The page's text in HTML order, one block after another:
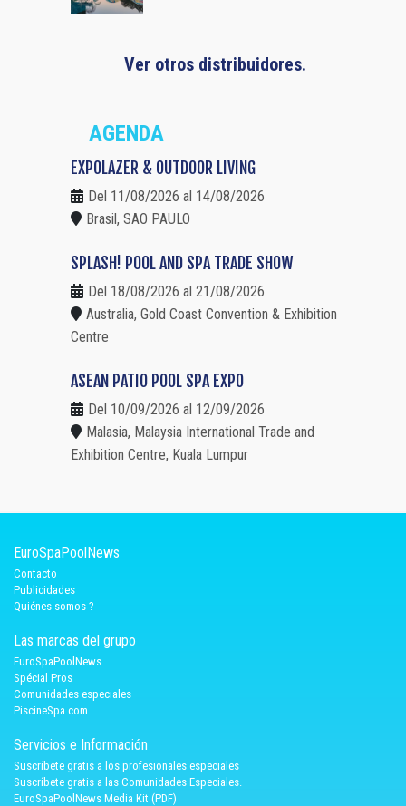
Ver otros distribuidores.
AGENDA
EXPOLAZER & OUTDOOR LIVING
Del 11/08/2026 al 14/08/2026
Brasil, SAO PAULO
SPLASH! POOL AND SPA TRADE SHOW
Del 18/08/2026 al 21/08/2026
Australia, Gold Coast Convention & Exhibition
Centre
ASEAN PATIO POOL SPA EXPO
Del 10/09/2026 al 12/09/2026
Malasia, Malaysia International Trade and
Exhibition Centre, Kuala Lumpur
EuroSpaPoolNews
Contacto
Publicidades
Quiénes somos ?
Las marcas del grupo
EuroSpaPoolNews
Spécial Pros
Comunidades especiales
PiscineSpa.com
Servicios e Información
Suscríbete gratis a los profesionales especiales
Suscríbete gratis a las Comunidades Especiales.
EuroSpaPoolNews Media Kit (PDF)